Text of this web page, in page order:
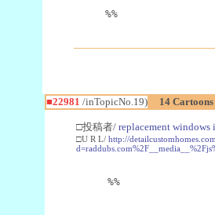
%%
■22981 /inTopicNo.19) 14
□投稿者/ replacement
□U R L/ http://
%%